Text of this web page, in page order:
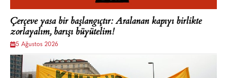
Çerçeve yasa bir başlangıçtır: Aralanan kapıyı birlikte
zorlayalım, barışı büyütelim!
5 Ağustos 2026